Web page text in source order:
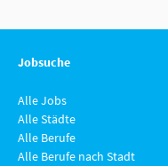
Jobsuche
Alle Jobs
Alle Städte
Alle Berufe
Alle Berufe nach Stadt